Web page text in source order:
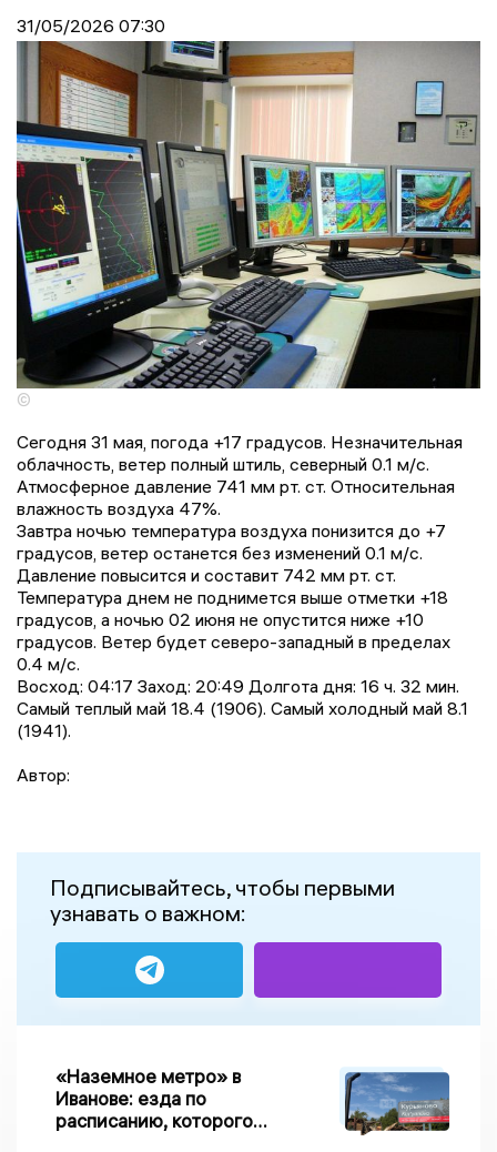
31/05/2026 07:30
©
Сегодня 31 мая, погода +17 градусов. Незначительная
облачность, ветер полный штиль, северный 0.1 м/с.
Атмосферное давление 741 мм рт. ст. Относительная
влажность воздуха 47%.
Завтра ночью температура воздуха понизится до +7
градусов, ветер останется без изменений 0.1 м/с.
Давление повысится и составит 742 мм рт. ст.
Температура днем не поднимется выше отметки +18
градусов, a ночью 02 июня не опустится ниже +10
градусов. Ветер будет северо-западный в пределах
0.4 м/с.
Восход: 04:17 Заход: 20:49 Долгота дня: 16 ч. 32 мин.
Самый теплый май 18.4 (1906). Самый холодный май 8.1
(1941).
Автор:
Подписывайтесь, чтобы первыми
узнавать о важном:
«Наземное метро» в
Иванове: езда по
расписанию, которого